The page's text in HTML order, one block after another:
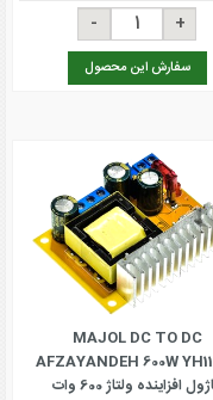
سفارش این محصول
MAJOL DC TO DC
AFZAYANDEH 600W
افزاینده ولتاژ 600 وات